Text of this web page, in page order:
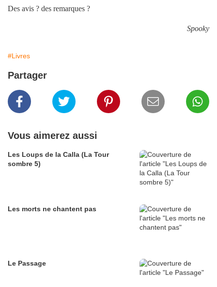
Des avis ? des remarques ?
Spooky
#Livres
Partager
Vous aimerez aussi
Les Loups de la Calla (La Tour
sombre 5)
Les morts ne chantent pas
Le Passage